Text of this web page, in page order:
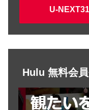
U-
Hulu 無料会